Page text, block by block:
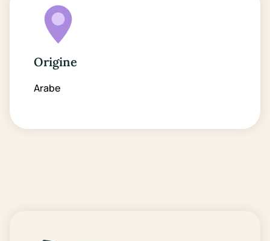
Origine
Arabe